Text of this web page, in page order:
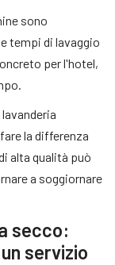
sono
tempi di lavaggio
per l'hotel,
la differenza
alta qualità può
a soggiornare
secco:
servizio